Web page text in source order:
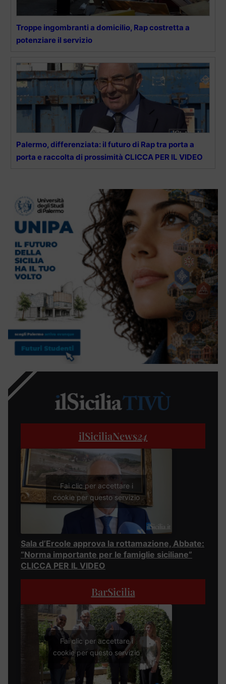
Troppe ingombranti a domicilio, Rap costretta a
potenziare il servizio
Palermo, differenziata: il futuro di Rap tra porta a
porta e raccolta di prossimità CLICCA PER IL VIDEO
ilSiciliaNews24
Fai clic per accettare i
cookie per questo servizio
Sala d’Ercole approva la rottamazione, Abbate:
“Norma importante per le famiglie siciliane”
CLICCA PER IL VIDEO
BarSicilia
Fai clic per accettare i
cookie per questo servizio